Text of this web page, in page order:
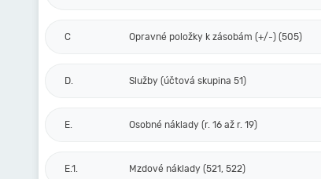
C Opravné položky k zásobám (+/-) (505)
D. Služby (účtová skupina 51)
E. Osobné náklady (r. 16 až r. 19)
E.1. Mzdové náklady (521, 522)